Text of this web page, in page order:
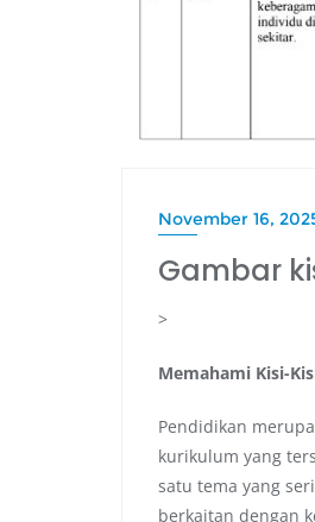
November 16,
Gambar
>
Memahami Kisi-
Pendidikan
kurikulum yang
satu tema yang
berkaitan dengan